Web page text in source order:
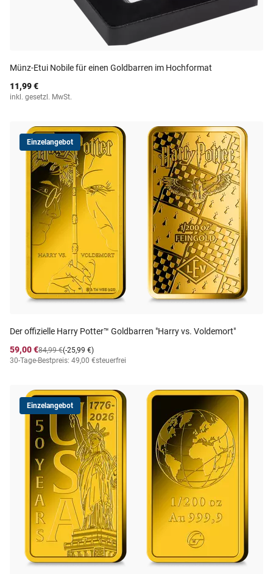
Münz-Etui Nobile für einen Goldbarren im Hochformat
11,99 €
inkl. gesetzl. MwSt.
Einzelangebot
Der offizielle Harry Potter™ Goldbarren "Harry vs. Voldemort"
59,00 €
(-25,99 €)
84,99 €
30-Tage-Bestpreis: 49,00 €steuerfrei
Einzelangebot